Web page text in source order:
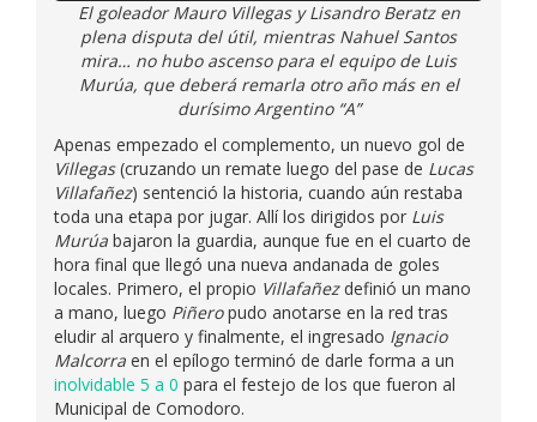
El goleador Mauro Villegas y Lisandro Beratz en
plena disputa del útil, mientras Nahuel Santos
mira… no hubo ascenso para el equipo de Luis
Murúa, que deberá remarla otro año más en el
durísimo Argentino “A”
Apenas empezado el complemento, un nuevo gol de
Villegas(cruzando un remate luego del pase de Lucas
Villafañez) sentenció la historia, cuando aún restaba
toda una etapa por jugar. Allí los dirigidos por Luis
Murúa bajaron la guardia, aunque fue en el cuarto de
hora final que llegó una nueva andanada de goles
locales. Primero, el propio Villafañezdefinió un mano
a mano, luego Piñeropudo anotarse en la red tras
eludir al arquero y finalmente, el ingresado Ignacio
Malcorra en el epílogo terminó de darle forma a un
inolvidable 5 a 0 para el festejo de los que fueron al
Municipal de Comodoro.